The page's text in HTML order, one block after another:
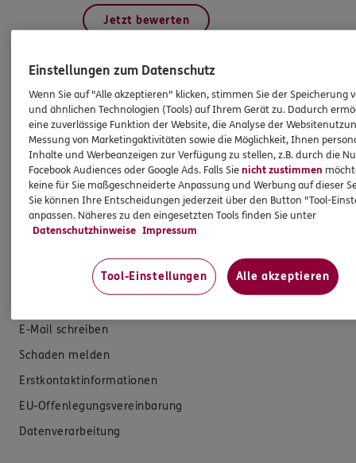
Jetzt bewerten
Produkte
Zahnversicherungen
Kfz-Versicherung
Krankenversicherung
Versicherungen für den privaten Bedarf
Hilfe & Services
E-Mail schreiben
Schaden melden
Erstkontaktinformationen
EU-Offenlegungsvereinbarung
Datenverarbeitung
Einstellungen zum Datenschutz
Wenn Sie auf "Alle akzeptieren" klicken, stimmen Sie der Speicherung
und ähnlichen Technologien (Tools) auf Ihrem Gerät zu. Dadurch
eine zuverlässige Funktion der Website, die Analyse der
Messung von Marketingaktivitäten sowie die Möglichkeit, Ihnen
Inhalte und Werbeanzeigen zur Verfügung zu stellen, z.B. durch die
Facebook Audiences oder Google Ads. Falls Sienicht zustimmen
keine für Sie maßgeschneiderte Anpassung und Werbung auf dieser
Sie können Ihre Entscheidungen jederzeit über den Button "Tool-
anpassen. Näheres zu den eingesetzten Tools finden Sie unter
Datenschutzhinweise Impressum
Tool-Einstellungen Alle akzeptieren